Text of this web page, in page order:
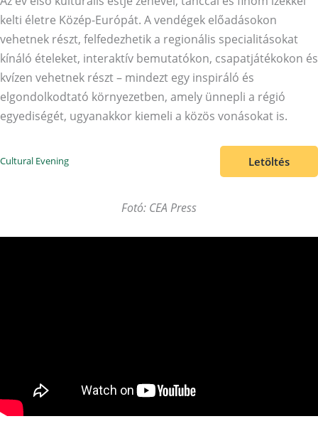
kelti életre Közép-Európát. A vendégek előadásokon
vehetnek részt, felfedezhetik a regionális specialitásokat
kínáló ételeket, interaktív bemutatókon, csapatjátékokon és
kvízen vehetnek részt – mindezt egy inspiráló és
elgondolkodtató környezetben, amely ünnepli a régió
egyediségét, ugyanakkor kiemeli a közös vonásokat is.
Cultural Evening Letöltés
Fotó: CEA Press